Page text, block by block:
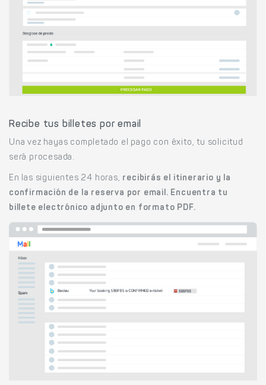
Recibe tus billetes por email
Una vez hayas completado el pago con éxito, tu solicitud
será procesada.
En las siguientes 24 horas, recibirás el itinerario y la
confirmación de la reserva por email. Encuentra tu
billete electrónico adjunto en formato PDF.